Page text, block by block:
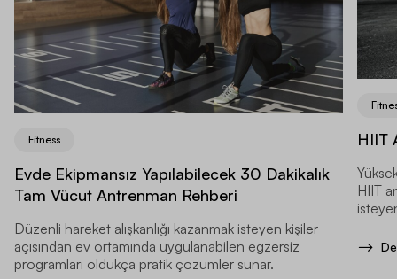
Fitness
Evde Ekipmansız Yapılabilecek 30 Dakikalık
Tam Vücut Antrenman Rehberi
Düzenli hareket alışkanlığı kazanmak isteyen kişiler
açısından ev ortamında uygulanabilen egzersiz
programları oldukça pratik çözümler sunar.
HIIT
HIIT